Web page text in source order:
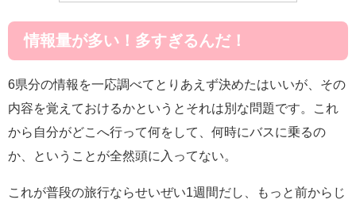
情報量が多い！多すぎるんだ！
6県分の情報を一応調べてとりあえず決めたはいいが、その
内容を覚えておけるかというとそれは別な問題です。これ
から自分がどこへ行って何をして、何時にバスに乗るの
か、ということが全然頭に入ってない。
これが普段の旅行ならせいぜい1週間だし、もっと前からじ